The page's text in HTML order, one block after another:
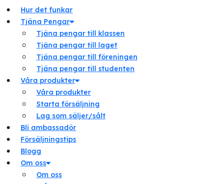
Hur det funkar
Tjäna Pengar
Tjäna pengar till klassen
Tjäna pengar till laget
Tjäna pengar till föreningen
Tjäna pengar till studenten
Våra produkter
Våra produkter
Starta försäljning
Lag som säljer/sålt
Bli ambassadör
Försäljningstips
Blogg
Om oss
Om oss